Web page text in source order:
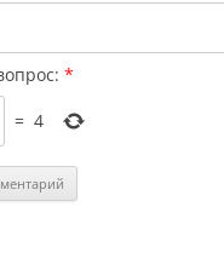
*
= 4